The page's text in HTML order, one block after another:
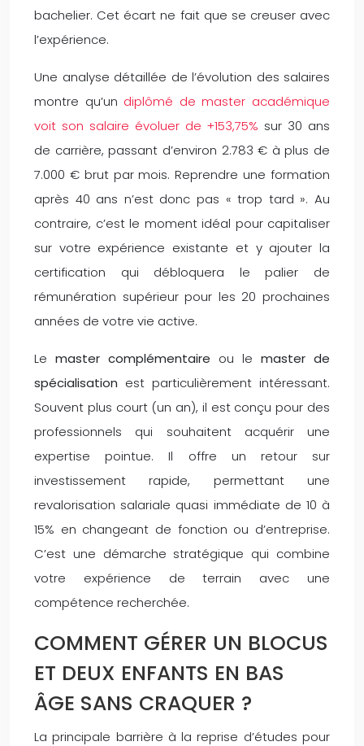
bachelier. Cet écart ne fait que se creuser avec
l’expérience.
Une analyse détaillée de l’évolution des salaires
montre qu’un diplômé de master académique
voit son salaire évoluer de +153,75% sur 30 ans
de carrière, passant d’environ 2.783 € à plus de
7.000 € brut par mois. Reprendre une formation
après 40 ans n’est donc pas « trop tard ». Au
contraire, c’est le moment idéal pour capitaliser
sur votre expérience existante et y ajouter la
certification qui débloquera le palier de
rémunération supérieur pour les 20 prochaines
années de votre vie active.
Le master complémentaire ou le master de
spécialisation est particulièrement intéressant.
Souvent plus court (un an), il est conçu pour des
professionnels qui souhaitent acquérir une
expertise pointue. Il offre un retour sur
investissement rapide, permettant une
revalorisation salariale quasi immédiate de 10 à
15% en changeant de fonction ou d’entreprise.
C’est une démarche stratégique qui combine
votre expérience de terrain avec une
compétence recherchée.
COMMENT GÉRER UN BLOCUS
ET DEUX ENFANTS EN BAS
ÂGE SANS CRAQUER ?
La principale barrière à la reprise d’études pour